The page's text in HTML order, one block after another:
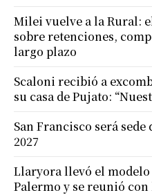
Milei vuelve a la Rural:
sobre retenciones,
largo plazo
Scaloni recibió a
su casa de Pujato:
San Francisco será
2027
Llaryora llevó el
Palermo y se reunió con